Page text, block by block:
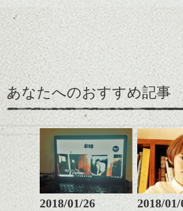
わせで質感に変化をつけ
ながら楽しむ事ができる
ダークトーンの色味でク
ールに演出するのもおす
すめですよ。
ナチュラルなトーンの色
で柔らかさをプラスする
のも良いですね。
またクセ毛の方は質感調
整のストレートパーマで
髪質改善すると
ナチュラル
ラーで全体
感をプラスし
質感も綺麗
スタイリン
をドライし
ワックスと
ながらもみ
せます。
質感をかる
がら耳かけ
のも良い感
これからの
ンジ、似合
前髪を軽めに調整し、フ
るようカット。
バックを短めにカットし
ンパクトになるようにす
るのが良い感じです。
いろんなシ
をだしやす
そんなショ
軽めの前髪
出できるので
この時期と
ですよ。
ナチュラル
ラーで全体
感をプラス
質感も綺麗
く。
あなたへのおすすめ記事
2018/01/26 2018/01/